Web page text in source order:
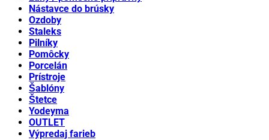
Nástavce do brúsky
Ozdoby
Staleks
Pilníky
Pomôcky
Porcelán
Prístroje
Šablóny
Štetce
Yodeyma
OUTLET
Výpredaj farieb